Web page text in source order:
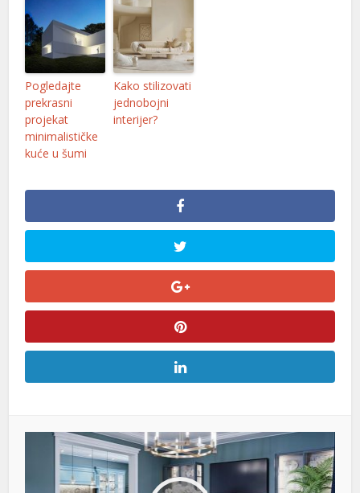
Pogledajte
prekrasni
projekat
minimalističke
kuće u šumi
Kako stilizovati
jednobojni
interijer?